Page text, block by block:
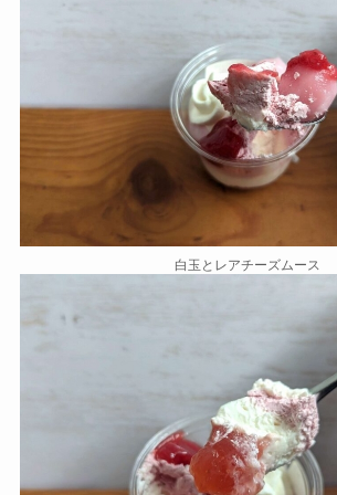
白玉とレアチーズムース